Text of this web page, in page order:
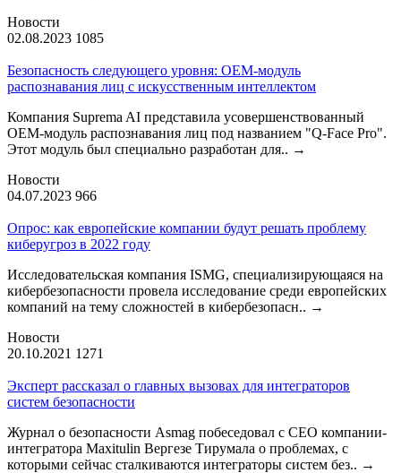
Новости
02.08.2023 1085
Безопасность следующего уровня: OEM-модуль
распознавания лиц с искусственным интеллектом
Компания Suprema AI представила усовершенствованный
OEM-модуль распознавания лиц под названием "Q-Face Pro".
Этот модуль был специально разработан для.. →
Новости
04.07.2023 966
Опрос: как европейские компании будут решать проблему
киберугроз в 2022 году
Исследовательская компания ISMG, специализирующаяся на
кибербезопасности провела исследование среди европейских
компаний на тему сложностей в кибербезопасн.. →
Новости
20.10.2021 1271
Эксперт рассказал о главных вызовах для интеграторов
систем безопасности
Журнал о безопасности Asmag побеседовал с CEO компании-
интегратора Maxitulin Вергезе Тирумала о проблемах, с
которыми сейчас сталкиваются интеграторы систем без.. →